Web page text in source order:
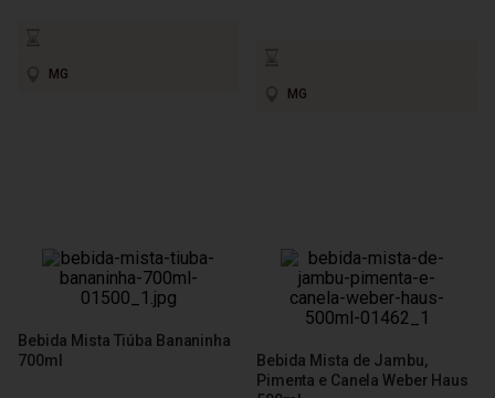
MG
MG
Bebida Mista Tiúba Bananinha
700ml
Bebida Mista de Jambu,
Pimenta e Canela Weber Haus